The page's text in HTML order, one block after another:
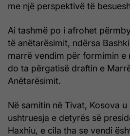
me një perspektivë të
Ai tashmë po i afrohet
të anëtarësimit, ndërsa
marrë vendim për formimin e
do ta përgatisë draftin e
Anëtarësimit.
Në samitin në Tivat, Kosova
ushtruesja e detyrës së
Haxhiu, e cila tha se vendi